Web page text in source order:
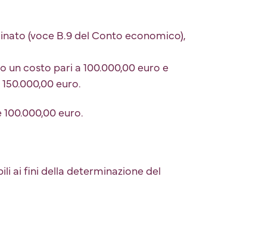
(voce B.9 del Conto economico),
costo pari a 100.000,00 euro e
euro.
euro.
ai fini della determinazione del